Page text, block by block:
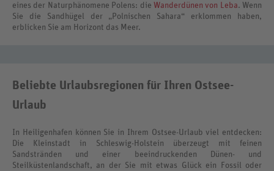
eines der Naturphänomene Polens: die Wanderdünen von Leba. Wenn
Sie die Sandhügel der „Polnischen Sahara“ erklommen haben,
erblicken Sie am Horizont das Meer.
Beliebte Urlaubsregionen für Ihren Ostsee-
Urlaub
In Heiligenhafen können Sie in Ihrem Ostsee-Urlaub viel entdecken:
Die Kleinstadt in Schleswig-Holstein überzeugt mit feinen
Sandstränden und einer beeindruckenden Dünen- und
Steilküstenlandschaft, an der Sie mit etwas Glück ein Fossil oder